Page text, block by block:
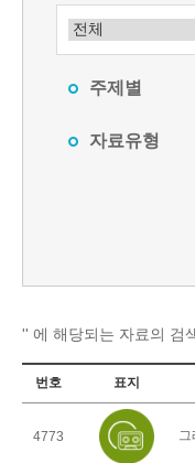
주제별
자료유형
'' 에 해당되는 자료의 검
번호 표지
4773 그